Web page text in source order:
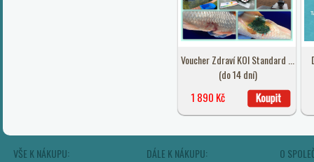
Voucher Zdraví KOI Standard ...
(do 14 dní)
1 890 Kč
VŠE K NÁKUPU: DÁLE K NÁKUPU: O